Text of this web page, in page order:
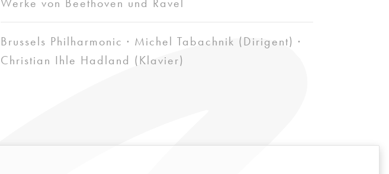
Brussels Philharmonic · Michel Tabachnik (Dirigent) ·
Christian Ihle Hadland (Klavier)